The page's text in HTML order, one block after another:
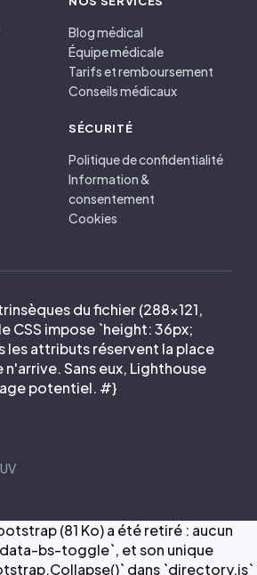
Blog médical
Équipe médicale
Tarifs et remboursement
Conseils médicaux
SÉCURITÉ
Politique de confidentialité
Information &
consentement
Cookies
du fichier (288×121,
CSS impose `height: 36px;
les attributs réservent la place
Sans eux, Lighthouse
potentiel. #}
(81 Ko) a été retiré : aucun
bs-toggle`, et son unique
dans `directory.js`